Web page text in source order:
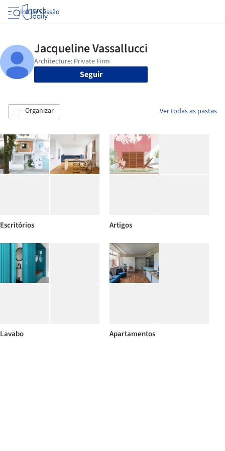
Iniciar sessão
Seguir
Organizar Ver todas as pastas
Escritórios Artigos
Lavabo Apartamentos